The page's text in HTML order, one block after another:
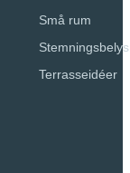
Små rum
Terrasseidéer